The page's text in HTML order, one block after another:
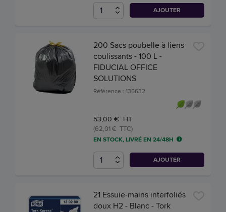
AJOUTER
200 Sacs poubelle à liens
coulissants - 100 L -
FIDUCIAL OFFICE
SOLUTIONS
Référence : 135632
53,00 € HT
(62,01 € TTC)
EN STOCK, LIVRÉ EN 24/48H
AJOUTER
21 Essuie-mains interfoliés
doux H2 - Blanc - Tork